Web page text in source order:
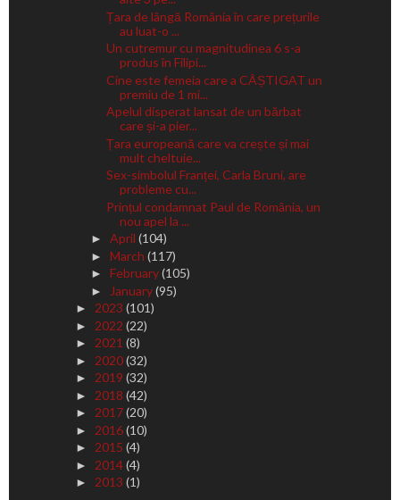
Țara de lângă România în care prețurile
au luat-o ...
Un cutremur cu magnitudinea 6 s-a
produs în Filipi...
Cine este femeia care a CÂȘTIGAT un
premiu de 1 mi...
Apelul disperat lansat de un bărbat
care și-a pier...
Țara europeană care va crește și mai
mult cheltuie...
Sex-simbolul Franței, Carla Bruni, are
probleme cu...
Prințul condamnat Paul de România, un
nou apel la ...
► April (104)
► March (117)
► February(105)
► January(95)
► 2023 (101)
► 2022 (22)
► 2021 (8)
► 2020(32)
► 2019 (32)
► 2018 (42)
► 2017(20)
► 2016(10)
► 2015 (4)
► 2014(4)
► 2013 (1)